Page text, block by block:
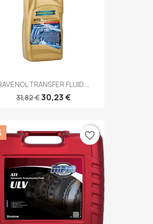
TRANSFER FLUID...
31,82 €30,23 €
favorite_border